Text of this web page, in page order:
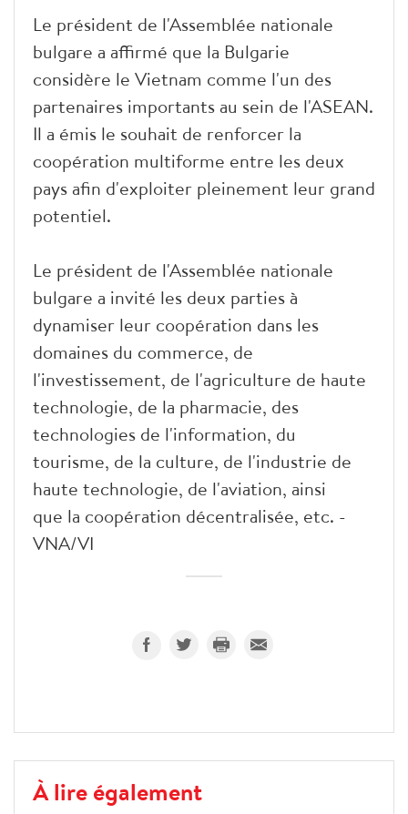
Le président de l'Assemblée nationale
bulgare a affirmé que la Bulgarie
considère le Vietnam comme l'un des
partenaires importants au sein de l'ASEAN.
Il a émis le souhait de renforcer la
coopération multiforme entre les deux
pays afin d'exploiter pleinement leur grand
potentiel.
Le président de l'Assemblée nationale
bulgare a invité les deux parties à
dynamiser leur coopération dans les
domaines du commerce, de
l'investissement, de l'agriculture de haute
technologie, de la pharmacie, des
technologies de l'information, du
tourisme, de la culture, de l'industrie de
haute technologie, de l'aviation, ainsi
que la coopération décentralisée, etc. -
VNA/VI
À lire également